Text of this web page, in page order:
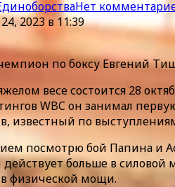
Нет
2023 в 11:39
по боксу Евгений
весе состоится 28
WBC он занимал
известный по
посмотрю бой Папина и
больше в
физической мощи.